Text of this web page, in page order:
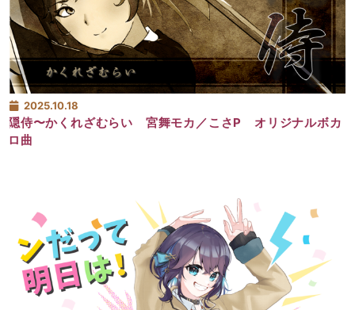
2025.10.18
隠侍〜かくれざむらい 宮舞モカ／こさP オリジナルボカ
ロ曲